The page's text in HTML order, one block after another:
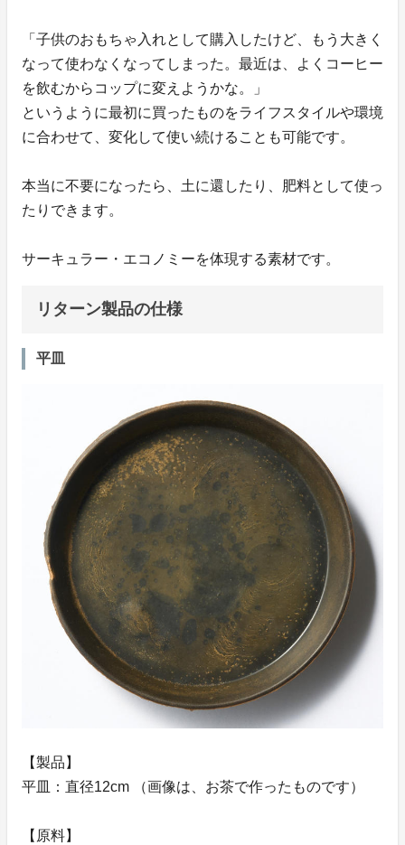
「子供のおもちゃ入れとして購入したけど、もう大きく
なって使わなくなってしまった。最近は、よくコーヒー
を飲むからコップに変えようかな。」
というように最初に買ったものをライフスタイルや環境
に合わせて、変化して使い続けることも可能です。
本当に不要になったら、土に還したり、肥料として使っ
たりできます。
サーキュラー・エコノミーを体現する素材です。
リターン製品の仕様
平皿
【製品】
平皿：直径12cm （画像は、お茶で作ったものです）
【原料】